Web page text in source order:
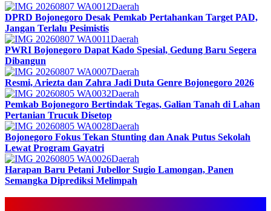
Daerah
DPRD Bojonegoro Desak Pemkab Pertahankan Target PAD,
Jangan Terlalu Pesimistis
Daerah
PWRI Bojonegoro Dapat Kado Spesial, Gedung Baru Segera
Dibangun
Daerah
Resmi, Ariezta dan Zahra Jadi Duta Genre Bojonegoro 2026
Daerah
Pemkab Bojonegoro Bertindak Tegas, Galian Tanah di Lahan
Pertanian Trucuk Disetop
Daerah
Bojonegoro Fokus Tekan Stunting dan Anak Putus Sekolah
Lewat Program Gayatri
Daerah
Harapan Baru Petani Jubellor Sugio Lamongan, Panen
Semangka Diprediksi Melimpah